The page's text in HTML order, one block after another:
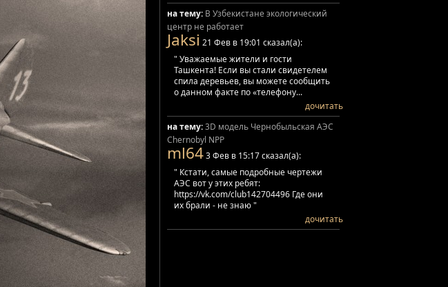
на тему: В Узбекистане экологический
центр не работает
Jaksi 21 Фев в 19:01 сказал(а):
" Уважаемые жители и гости
Ташкента! Если вы стали свидетелем
спила деревьев, вы можете сообщить
о данном факте по «телефону...
дочитать
на тему:3D модель Чернобыльская АЭС
Chernobyl NPP
ml643 Фев в 15:17 сказал(а):
" Кстати, самые подробные чертежи
АЭС вот у этих ребят:
https://vk.com/club142704496 Где они
их брали - не знаю "
дочитать